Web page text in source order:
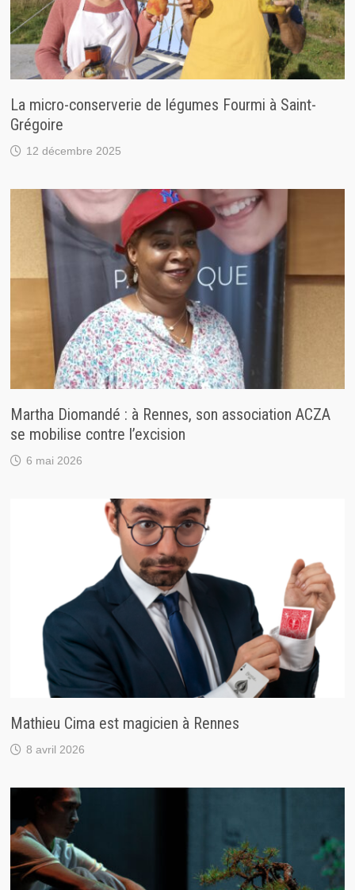
La micro-conserverie de légumes Fourmi à Saint-
Grégoire
12 décembre 2025
Martha Diomandé : à Rennes, son association ACZA
se mobilise contre l’excision
6 mai 2026
Mathieu Cima est magicien à Rennes
8 avril 2026